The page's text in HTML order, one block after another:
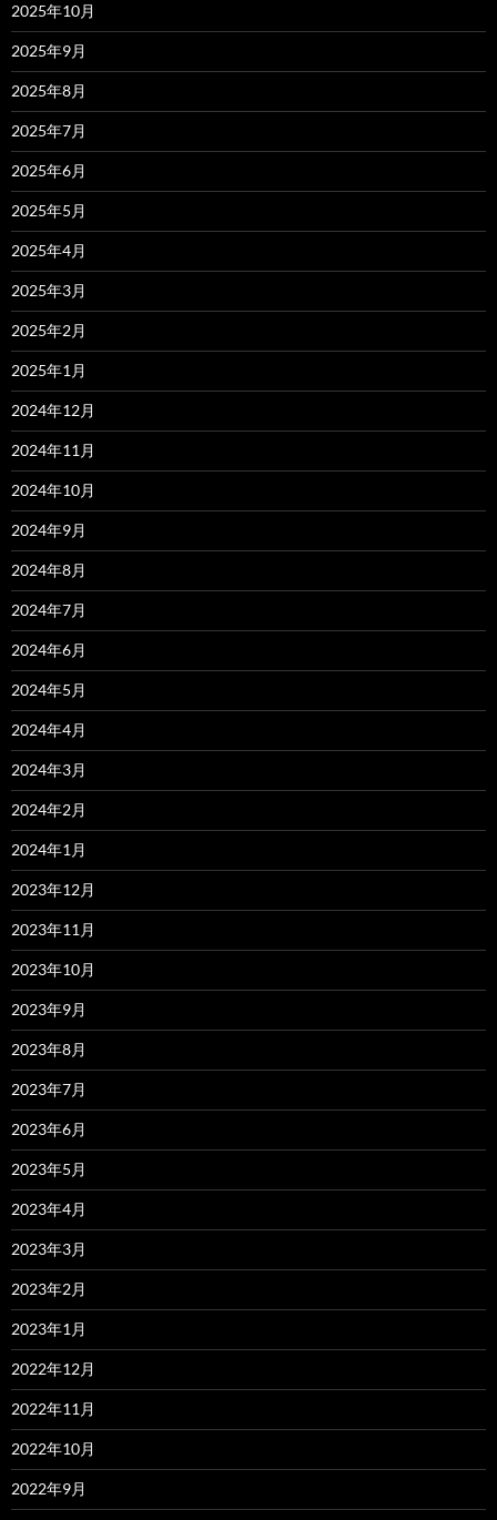
2025年10月
2025年9月
2025年8月
2025年7月
2025年6月
2025年5月
2025年4月
2025年3月
2025年2月
2025年1月
2024年12月
2024年11月
2024年10月
2024年9月
2024年8月
2024年7月
2024年6月
2024年5月
2024年4月
2024年3月
2024年2月
2024年1月
2023年12月
2023年11月
2023年10月
2023年9月
2023年8月
2023年7月
2023年6月
2023年5月
2023年4月
2023年3月
2023年2月
2023年1月
2022年12月
2022年11月
2022年10月
2022年9月